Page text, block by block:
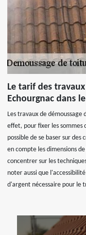
Le tarif des
Echourgnac dans
Les travaux de démoussage
effet, pour fixer les sommes
possible de se baser sur
en compte les dimensions
concentrer sur les
noter aussi que
d'argent nécessaire pour le